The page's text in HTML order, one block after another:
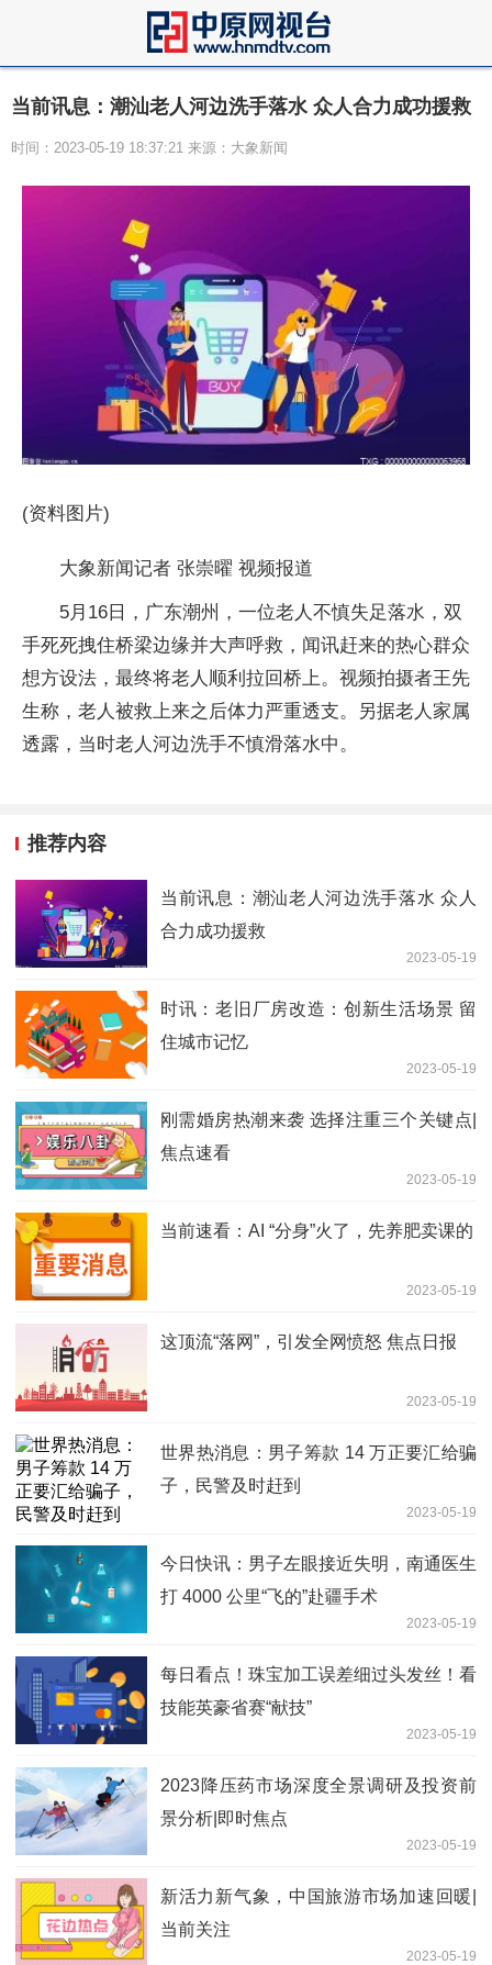
当前讯息：潮汕老人河边洗手落水 众人合力成功援救
时间：2023-05-19 18:37:21 来源：大象新闻
(资料图片)
大象新闻记者 张崇曜 视频报道
5月16日，广东潮州，一位老人不慎失足落水，双
手死死拽住桥梁边缘并大声呼救，闻讯赶来的热心群众
想方设法，最终将老人顺利拉回桥上。视频拍摄者王先
生称，老人被救上来之后体力严重透支。另据老人家属
透露，当时老人河边洗手不慎滑落水中。
推荐内容
当前讯息：潮汕老人河边洗手落水 众人
合力成功援救
2023-05-19
时讯：老旧厂房改造：创新生活场景 留
住城市记忆
2023-05-19
刚需婚房热潮来袭 选择注重三个关键点|
焦点速看
2023-05-19
当前速看：AI “分身”火了，先养肥卖课的
2023-05-19
这顶流“落网”，引发全网愤怒 焦点日报
2023-05-19
世界热消息：男子筹款 14 万正要汇给骗
子，民警及时赶到
2023-05-19
今日快讯：男子左眼接近失明，南通医生
打 4000 公里“飞的”赴疆手术
2023-05-19
每日看点！​珠宝加工误差细过头发丝！看
技能英豪省赛“献技”
2023-05-19
2023降压药市场深度全景调研及投资前
景分析|即时焦点
2023-05-19
新活力新气象，中国旅游市场加速回暖|
当前关注
2023-05-19